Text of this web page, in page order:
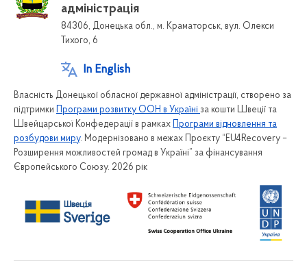
адміністрація
84306, Донецька обл., м. Краматорськ, вул. Олекси
Тихого, 6
In English
Власність Донецької обласної державної адміністрації, створено за
підтримки
Програми розвитку ООН в Україні за кошти Швеції та
Швейцарської Конфедерації в рамках
Програми відновлення та
розбудови миру. Модернізовано в межах Проєкту “EU4Recovery –
Розширення можливостей громад в Україні” за фінансування
Європейського Союзу. 2026 рік